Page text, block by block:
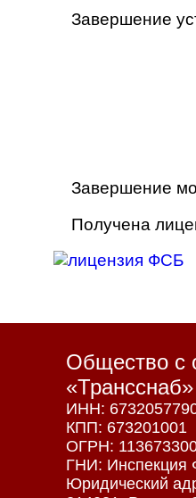
Завершение
Завершение
Получена
Общество с
«Трансснаб»
ИНН:
КПП: 673201001
ОГРН:
ГНИ: Инспекция
Юридический